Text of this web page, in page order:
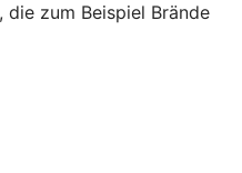
zum Beispiel Brände